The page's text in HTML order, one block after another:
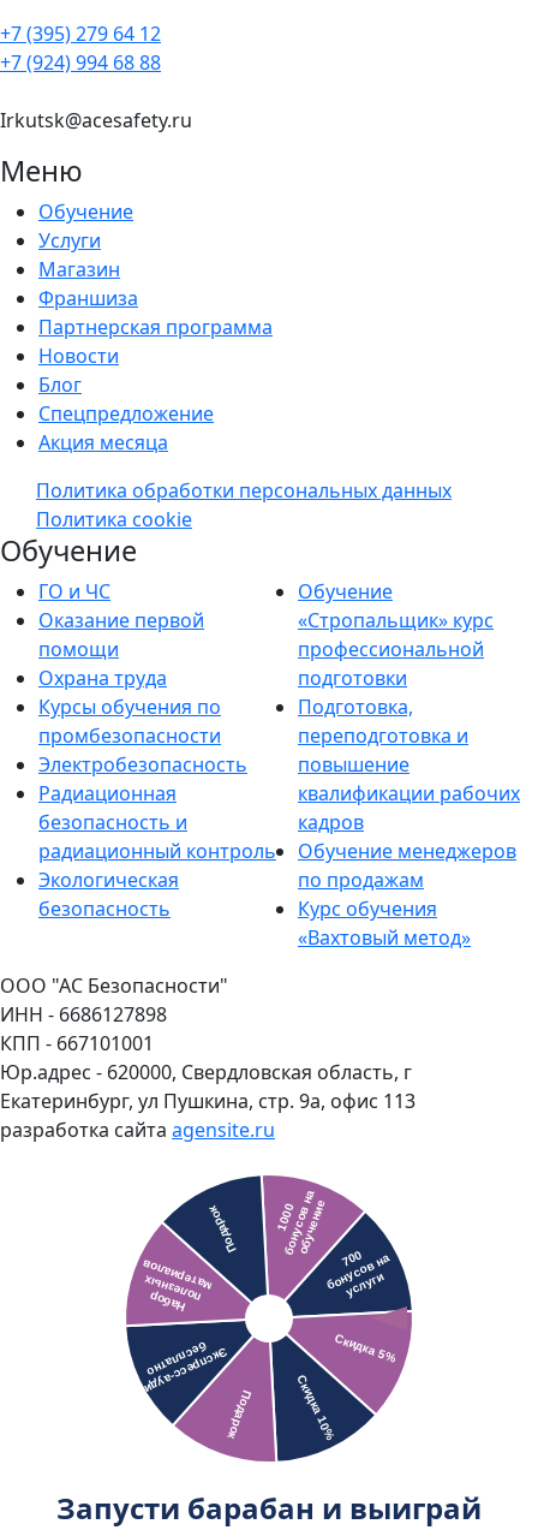
+7 (395) 279 64 12
+7 (924) 994 68 88
Irkutsk@acesafety.ru
Меню
Обучение
Услуги
Магазин
Франшиза
Партнерская программа
Новости
Блог
Спецпредложение
Акция месяца
Политика обработки персональных данных
Политика cookie
Обучение
ГО и ЧС
Оказание первой
помощи
Охрана труда
Курсы обучения по
промбезопасности
Электробезопасность
Радиационная
безопасность и
радиационный контроль
Экологическая
безопасность
Обучение
«Стропальщик» курс
профессиональной
подготовки
Подготовка,
переподготовка и
повышение
квалификации рабочих
кадров
Обучение менеджеров
по продажам
Курс обучения
«Вахтовый метод»
ООО "АС Безопасности"
ИНН - 6686127898
КПП - 667101001
Юр.адрес - 620000, Свердловская область, г
Екатеринбург, ул Пушкина, стр. 9а, офис 113
разработка сайта agensite.ru
Запусти барабан и выиграй